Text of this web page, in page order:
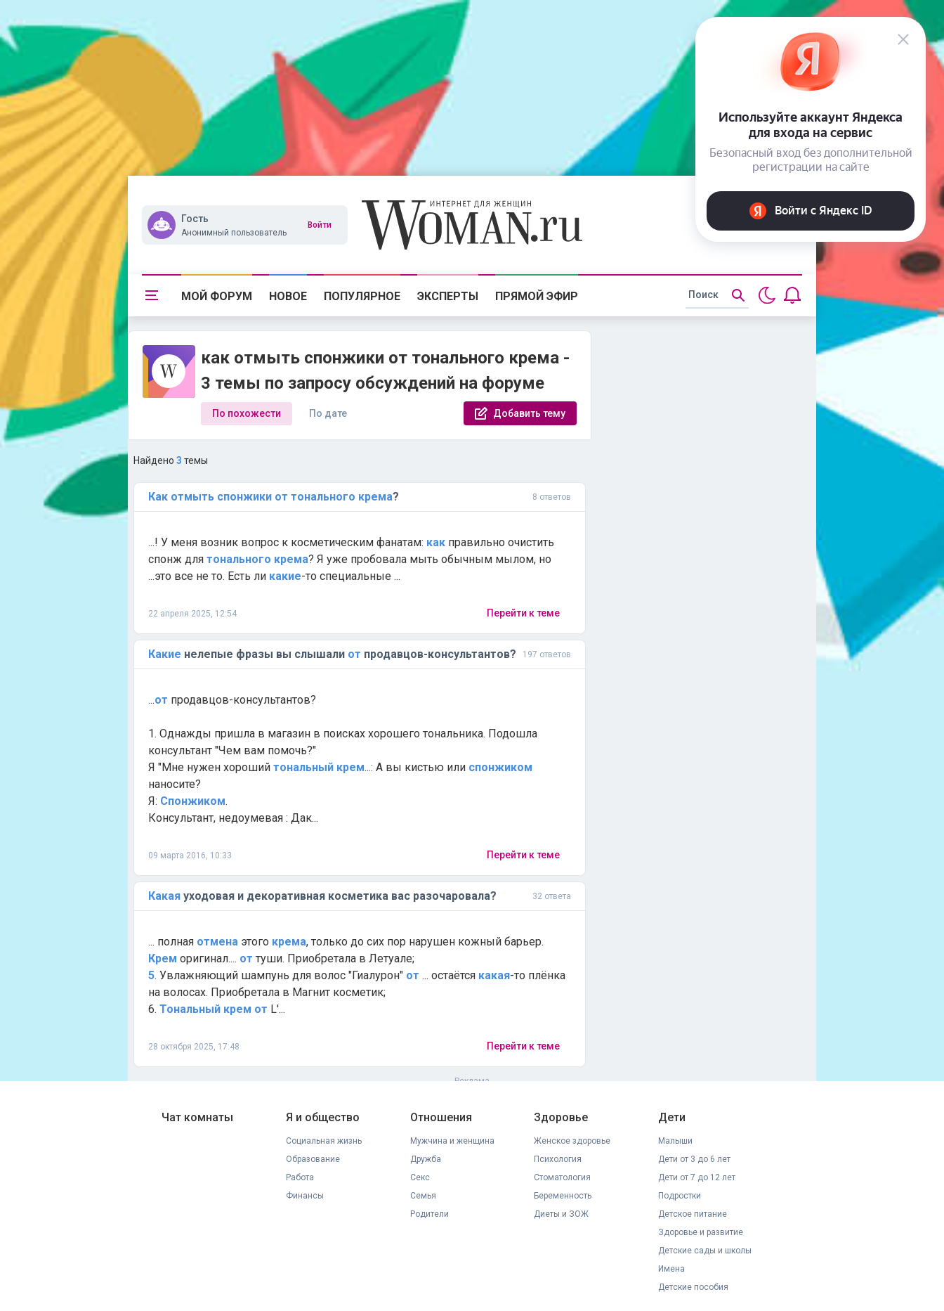
Гость
Анонимный пользователь
Войти
МОЙ ФОРУМ НОВОЕ ПОПУЛЯРНОЕ ЭКСПЕРТЫ ПРЯМОЙ ЭФИР
как отмыть спонжики от тонального крема -
3 темы по запросу обсуждений на форуме
По похожести По дате Добавить тему
Найдено 3 темы
Как отмыть спонжики от тонального крема? 8 ответов
...! У меня возник вопрос к косметическим фанатам: как правильно очистить
спонж для тонального крема? Я уже пробовала мыть обычным мылом, но
...это все не то. Есть ли какие-то специальные ...
22 апреля 2025, 12:54 Перейти к теме
Какие нелепые фразы вы слышали от продавцов-консультантов? 197 ответов
...от продавцов-консультантов?
1. Однажды пришла в магазин в поисках хорошего тональника. Подошла
консультант "Чем вам помочь?"
Я "Мне нужен хороший тональный крем...: А вы кистью или спонжиком
наносите?
Я: Спонжиком.
Консультант, недоумевая : Дак...
09 марта 2016, 10:33 Перейти к теме
Какая уходовая и декоративная косметика вас разочаровала? 32 ответа
... полная отмена этого крема, только до сих пор нарушен кожный барьер.
Крем оригинал.... от туши. Приобретала в Летуале;
5. Увлажняющий шампунь для волос "Гиалурон" от ... остаётся какая-то плёнка
на волосах. Приобретала в Магнит косметик;
6. Тональный крем от L'...
28 октября 2025, 17:48 Перейти к теме
Чат комнаты Я и общество
Социальная жизнь
Образование
Работа
Финансы
Отношения
Мужчина и женщина
Дружба
Секс
Семья
Родители
Здоровье
Женское здоровье
Психология
Стоматология
Беременность
Диеты и ЗОЖ
Дети
Малыши
Дети от 3 до 6 лет
Дети от 7 до 12 лет
Подростки
Детское питание
Здоровье и развитие
Детские сады и школы
Имена
Детские пособия